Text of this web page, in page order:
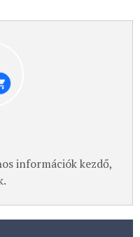
információk kezdő,